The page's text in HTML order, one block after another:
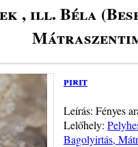
, ill. Béla
pirit
Leírás: Fényes
Lelőhely:
Bagolyirtás,